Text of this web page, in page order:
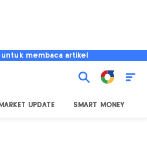
untuk membaca artikel
MARKET UPDATE SMART MONEY